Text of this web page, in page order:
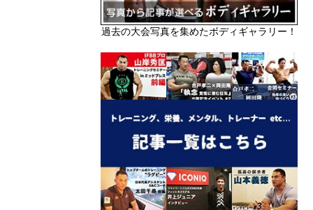
過去の大会写真を集めたボディギャラリー！